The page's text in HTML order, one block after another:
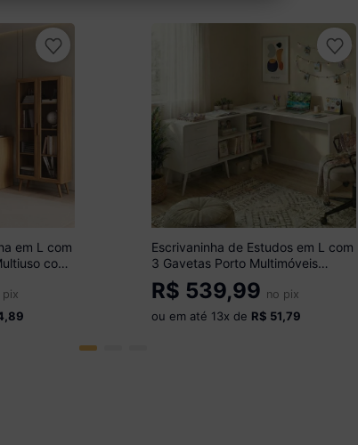
em L com
com
MP6049
pix
Escrivaninha de Estudos em L com
3 Gavetas Porto Multimóveis
MP6045 Branco
R$ 539,99 no pix
ou em até 13x de R$ 51,79